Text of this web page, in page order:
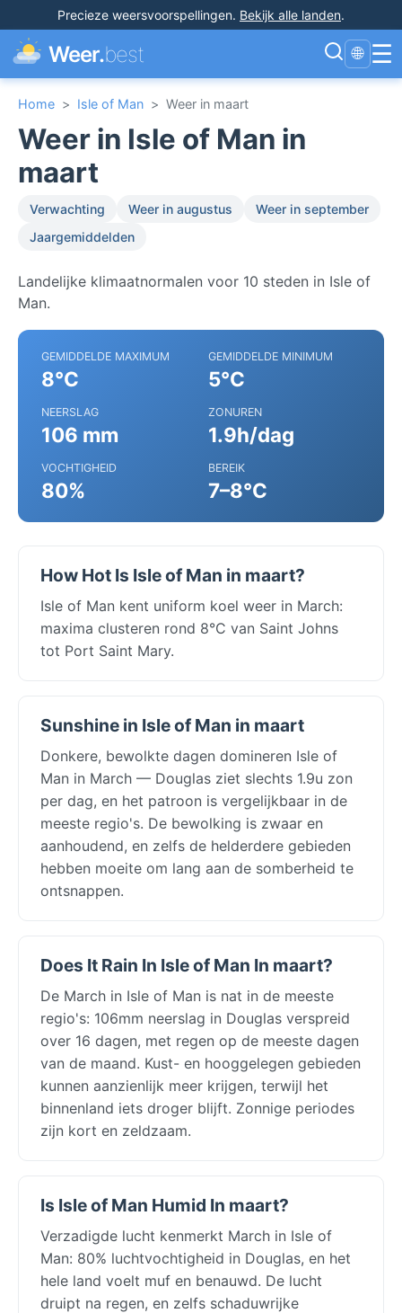
Precieze weersvoorspellingen. Bekijk alle landen.
Weer.best 🌐 ☰
Home > Isle of Man > Weer in maart
Weer in Isle of Man in
maart
Verwachting Weer in augustus
Weer in september
Jaargemiddelden
Landelijke klimaatnormalen voor 10 steden in Isle of
Man.
GEMIDDELDE MAXIMUM
8°C
GEMIDDELDE MINIMUM
5°C
NEERSLAG
106 mm
ZONUREN
1.9h/dag
VOCHTIGHEID
80%
BEREIK
7–8°C
How Hot Is Isle of Man in maart?
Isle of Man kent uniform koel weer in March:
maxima clusteren rond 8°C van Saint Johns
tot Port Saint Mary.
Sunshine in Isle of Man in maart
Donkere, bewolkte dagen domineren Isle of
Man in March — Douglas ziet slechts 1.9u zon
per dag, en het patroon is vergelijkbaar in de
meeste regio's. De bewolking is zwaar en
aanhoudend, en zelfs de helderdere gebieden
hebben moeite om lang aan de somberheid te
ontsnappen.
Does It Rain In Isle of Man In maart?
De March in Isle of Man is nat in de meeste
regio's: 106mm neerslag in Douglas verspreid
over 16 dagen, met regen op de meeste dagen
van de maand. Kust- en hooggelegen gebieden
kunnen aanzienlijk meer krijgen, terwijl het
binnenland iets droger blijft. Zonnige periodes
zijn kort en zeldzaam.
Is Isle of Man Humid In maart?
Verzadigde lucht kenmerkt March in Isle of
Man: 80% luchtvochtigheid in Douglas, en het
hele land voelt muf en benauwd. De lucht
druipt na regen, en zelfs schaduwrijke